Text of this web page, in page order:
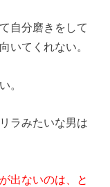
自分磨きをして
いてくれない。
。
ラみたいな男は
出ないのは、と